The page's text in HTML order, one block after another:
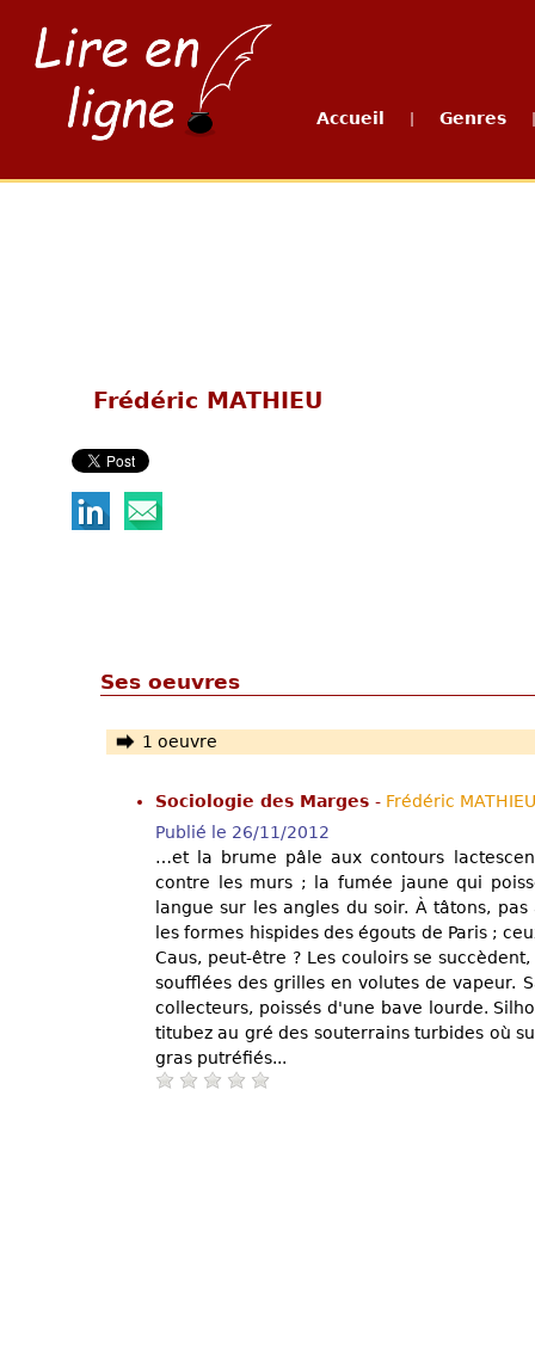
Accueil Genres
Frédéric MATHIEU
Ses oeuvres
1 oeuvre
Sociologie des Marges - Frédéric MATHIEU
Publié le 26/11/2012
…et la brume pâle aux contours
contre les murs ; la fumée jaune qui
langue sur les angles du soir. À tâtons,
les formes hispides des égouts de Paris ;
Caus, peut-être ? Les couloirs se
soufflées des grilles en volutes de vapeur.
collecteurs, poissés d'une bave lourde.
titubez au gré des souterrains turbides où
gras putréfiés...